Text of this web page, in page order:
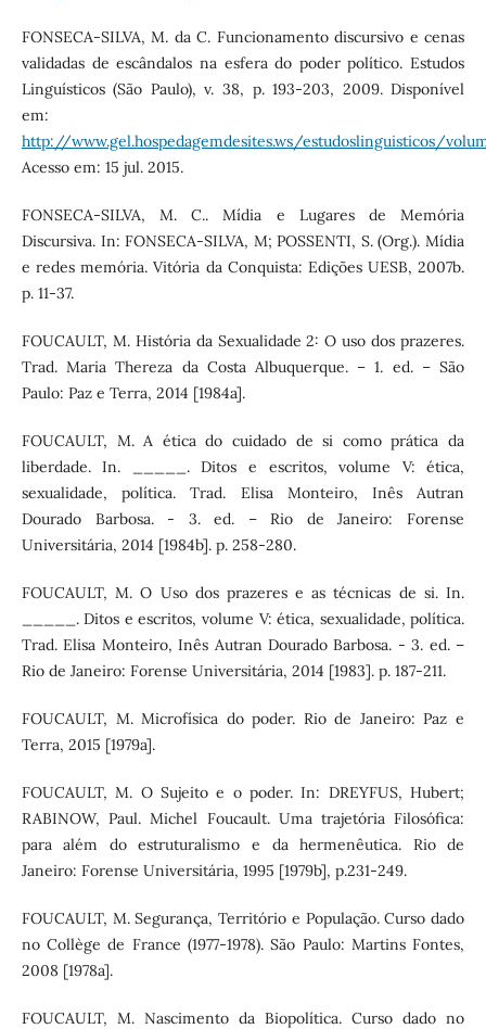
FONSECA-SILVA, M. da C. Funcionamento discursivo e cenas
validadas de escândalos na esfera do poder político. Estudos
Linguísticos (São Paulo), v. 38, p. 193-203, 2009. Disponível
em:
http://www.gel.hospedagemdesites.ws/estudoslinguisticos/
Acesso em: 15 jul. 2015.
FONSECA-SILVA, M. C.. Mídia e Lugares de Memória
Discursiva. In: FONSECA-SILVA, M; POSSENTI, S. (Org.). Mídia
e redes memória. Vitória da Conquista: Edições UESB, 2007b.
p. 11-37.
FOUCAULT, M. História da Sexualidade 2: O uso dos prazeres.
Trad. Maria Thereza da Costa Albuquerque. – 1. ed. – São
Paulo: Paz e Terra, 2014 [1984a].
FOUCAULT, M. A ética do cuidado de si como prática da
liberdade. In. _____. Ditos e escritos, volume V: ética,
sexualidade, política. Trad. Elisa Monteiro, Inês Autran
Dourado Barbosa. - 3. ed. – Rio de Janeiro: Forense
Universitária, 2014 [1984b]. p. 258-280.
FOUCAULT, M. O Uso dos prazeres e as técnicas de si. In.
_____. Ditos e escritos, volume V: ética, sexualidade, política.
Trad. Elisa Monteiro, Inês Autran Dourado Barbosa. - 3. ed. –
Rio de Janeiro: Forense Universitária, 2014 [1983]. p. 187-211.
FOUCAULT, M. Microfísica do poder. Rio de Janeiro: Paz e
Terra, 2015 [1979a].
FOUCAULT, M. O Sujeito e o poder. In: DREYFUS, Hubert;
RABINOW, Paul. Michel Foucault. Uma trajetória Filosófica:
para além do estruturalismo e da hermenêutica. Rio de
Janeiro: Forense Universitária, 1995 [1979b], p.231-249.
FOUCAULT, M. Segurança, Território e População. Curso dado
no Collège de France (1977-1978). São Paulo: Martins Fontes,
2008 [1978a].
FOUCAULT, M. Nascimento da Biopolítica. Curso dado no